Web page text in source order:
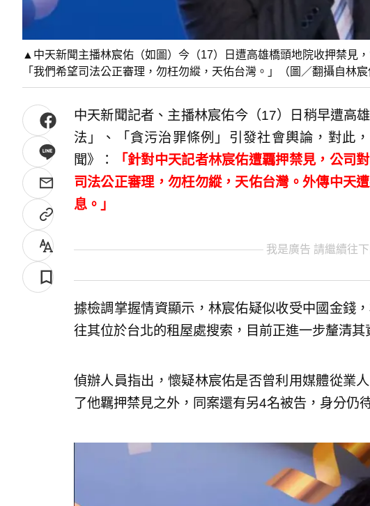
▲中天新聞主播林宸佑（如圖）今（17）日遭高雄橋頭地院收押禁見
「我們希望司法公正審理，勿枉勿縱，天佑台灣。」（圖／翻攝自林宸
中天新聞記者、主播林宸佑今（17）日稍早遭高
法」、「貪污治罪條例」引發社會輿論，對此
聞》：
「針對中天記者林宸佑遭覊押禁見，公司
司法公正審理，勿枉勿縱，天佑台灣。外傳中天
息。」
我是廣告 請繼續往
據檢調掌握情資顯示，林宸佑疑似收受中國金錢
往其位於台北的租屋處搜索，目前正進一步釐清其
偵辦人員指出，懷疑林宸佑是否曾利用媒體從業
了他羈押禁見之外，同案還有另4名被告，身分仍